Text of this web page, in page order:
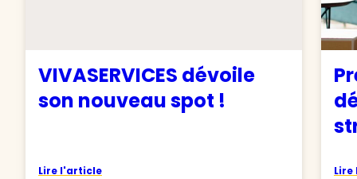
VIVASERVICES dévoile
son nouveau spot !
Lire l'article